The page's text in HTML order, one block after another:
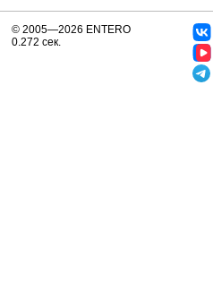
© 2005—2026 ENTERO
0.272 сек.